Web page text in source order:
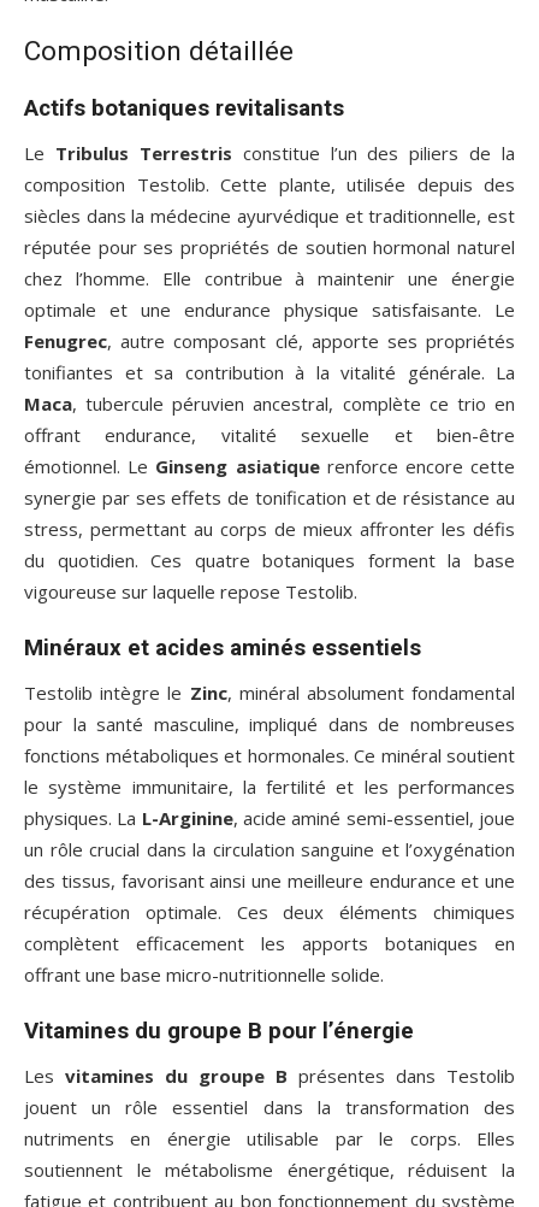
Composition détaillée
Actifs botaniques revitalisants
Le Tribulus Terrestris constitue l’un des piliers de la
composition Testolib. Cette plante, utilisée depuis des
siècles dans la médecine ayurvédique et traditionnelle, est
réputée pour ses propriétés de soutien hormonal naturel
chez l’homme. Elle contribue à maintenir une énergie
optimale et une endurance physique satisfaisante. Le
Fenugrec, autre composant clé, apporte ses propriétés
tonifiantes et sa contribution à la vitalité générale. La
Maca, tubercule péruvien ancestral, complète ce trio en
offrant endurance, vitalité sexuelle et bien-être
émotionnel. Le Ginseng asiatiquerenforce encore cette
synergie par ses effets de tonification et de résistance au
stress, permettant au corps de mieux affronter les défis
du quotidien. Ces quatre botaniques forment la base
vigoureuse sur laquelle repose Testolib.
Minéraux et acides aminés essentiels
Testolib intègre le Zinc, minéral absolument fondamental
pour la santé masculine, impliqué dans de nombreuses
fonctions métaboliques et hormonales. Ce minéral soutient
le système immunitaire, la fertilité et les performances
physiques. La L-Arginine, acide aminé semi-essentiel, joue
un rôle crucial dans la circulation sanguine et l’oxygénation
des tissus, favorisant ainsi une meilleure endurance et une
récupération optimale. Ces deux éléments chimiques
complètent efficacement les apports botaniques en
offrant une base micro-nutritionnelle solide.
Vitamines du groupe B pour l’énergie
Les vitamines du groupe B présentes dans Testolib
jouent un rôle essentiel dans la transformation des
nutriments en énergie utilisable par le corps. Elles
soutiennent le métabolisme énergétique, réduisent la
fatigue et contribuent au bon fonctionnement du système